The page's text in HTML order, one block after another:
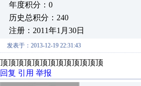
年度积分：0
历史总积分：240
注册：2011年1月30日
发表于：2013-12-19 22:31:43
顶顶顶顶顶顶顶顶顶顶顶顶顶
回复 引用 举报